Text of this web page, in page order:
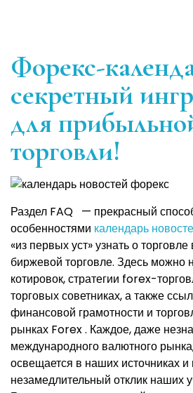
Форекс-
секретный
для
торговли!
Раздел FAQ — прекрасный
особенностями календарь
«из первых уст» узнать о
биржевой торговле. Здесь можно
котировок, стратегии forex-
торговых советниках, а также
финансовой грамотности и
рынках Forex . Каждое, даже
международного валютного
освещается в наших источниках и
незамедлительный отклик наших